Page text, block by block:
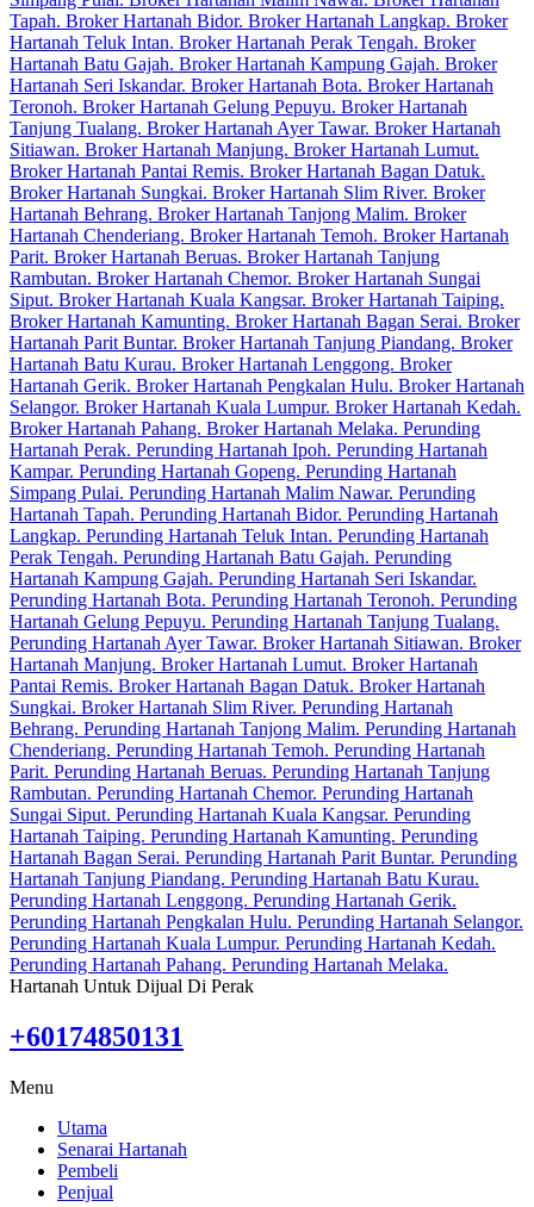
Hartanah Untuk Dijual Di Perak
+60174850131
Menu
Utama
Senarai Hartanah
Pembeli
Penjual